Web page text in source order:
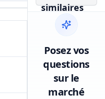
similaires
Posez vos
questions
sur le
marché